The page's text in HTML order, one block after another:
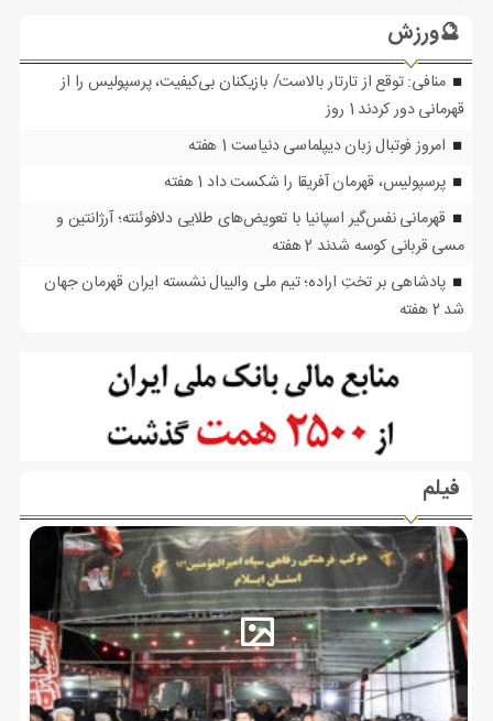
🔮ورزش
منافی: توقع از تارتار بالاست/ بازیکنان بی‌کیفیت، پرسپولیس را از
قهرمانی دور کردند 1 روز
امروز فوتبال زبان دیپلماسی دنیاست 1 هفته
پرسپولیس، قهرمان آفریقا را شکست داد 1 هفته
قهرمانی نفس‌گیر اسپانیا با تعویض‌های طلایی دلافوئنته؛ آرژانتین و
مسی قربانی کوسه شدند 2 هفته
پادشاهی بر تختِ اراده؛ تیم ملی والیبال نشسته ایران قهرمان جهان
شد 2 هفته
فیلم